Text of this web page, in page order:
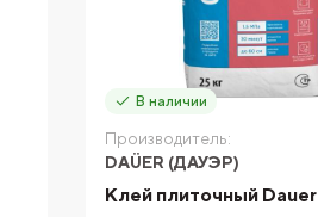
В наличии
Производитель:
DAÜER (ДАУЭР)
Клей плиточный Dauer